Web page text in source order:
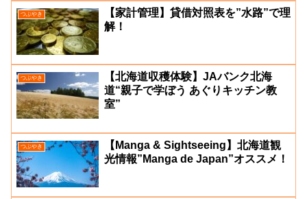
つぶやき
【家計管理】貸借対照表を”水路”で理
解！
つぶやき
【北海道収穫体験】JAバンク北海
道“親子で学ぼう あぐりキッチン教
室”
つぶやき
【Manga & Sightseeing】北海道観
光情報”Manga de Japan”オススメ！